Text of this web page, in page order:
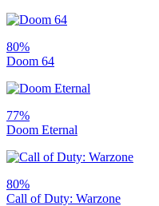
80%
Doom 64
77%
Doom Eternal
80%
Call of Duty: Warzone